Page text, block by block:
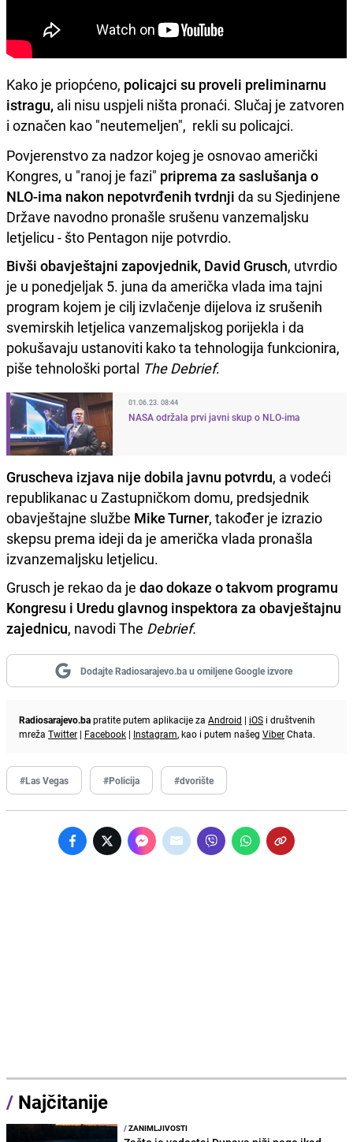
Kako je priopćeno, policajci su proveli preliminarnu
istragu, ali nisu uspjeli ništa pronaći. Slučaj je zatvoren
i označen kao "neutemeljen", rekli su policajci.
Povjerenstvo za nadzor kojeg je osnovao američki
Kongres, u "ranoj je fazi" priprema za saslušanja o
NLO-ima nakon nepotvrđenih tvrdnji da su Sjedinjene
Države navodno pronašle srušenu vanzemaljsku
letjelicu - što Pentagon nije potvrdio.
Bivši obavještajni zapovjednik, David Grusch, utvrdio
je u ponedjeljak 5. juna da američka vlada ima tajni
program kojem je cilj izvlačenje dijelova iz srušenih
svemirskih letjelica vanzemaljskog porijekla i da
pokušavaju ustanoviti kako ta tehnologija funkcionira,
piše tehnološki portal The Debrief.
01.06.23. 08:44
NASA održala prvi javni skup o NLO-ima
Gruscheva izjava nije dobila javnu potvrdu, a vodeći
republikanac u Zastupničkom domu, predsjednik
obavještajne službe Mike Turner, također je izrazio
skepsu prema ideji da je američka vlada pronašla
izvanzemaljsku letjelicu.
Grusch je rekao da je dao dokaze o takvom programu
Kongresu i Uredu glavnog inspektora za obavještajnu
zajednicu, navodi The Debrief.
Dodajte Radiosarajevo.ba u omiljene Google izvore
Radiosarajevo.bapratite putem aplikacije za Android | iOS i društvenih
mreža Twitter | Facebook | Instagram, kao i putem našeg ViberChata.
#Las Vegas #Policija #dvorište
/ Najčitanije
/ZANIMLJIVOSTI